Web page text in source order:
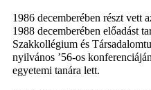
1986 decemberében részt vett
1988 decemberében előadást
Szakkollégium és
nyilvános ’56-os
egyetemi tanára lett.